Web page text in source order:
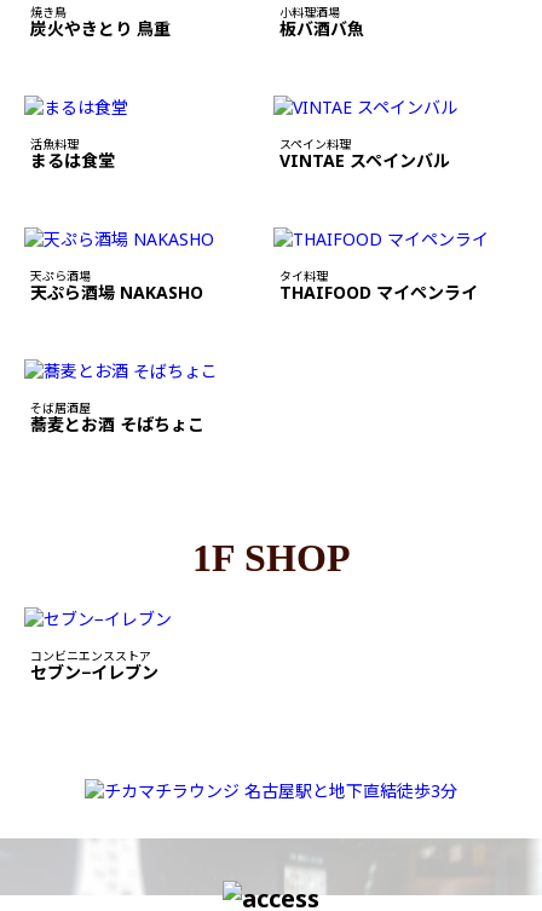
焼き鳥
炭火やきとり 鳥重
小料理酒場
板バ酒バ魚
活魚料理
まるは食堂
スペイン料理
VINTAE スペインバル
天ぷら酒場
天ぷら酒場 NAKASHO
タイ料理
THAIFOOD マイペンライ
そば居酒屋
蕎麦とお酒 そばちょこ
1F SHOP
コンビニエンスストア
セブン−イレブン